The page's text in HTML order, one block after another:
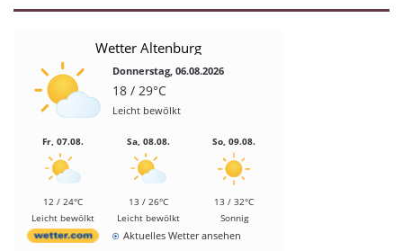
Wetter Altenburg
Donnerstag, 06.08.2026
18 / 29°C
Leicht bewölkt
Fr, 07.08.
12 / 24°C
Leicht bewölkt
Sa, 08.08.
13 / 26°C
Leicht bewölkt
So, 09.08.
13 / 32°C
Sonnig
Aktuelles Wetter ansehen